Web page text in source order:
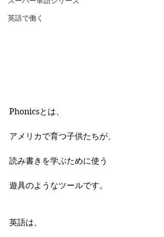
英語で働く
Phonicsとは、
アメリカで育つ子供たちが、
読み書きを学ぶために使う
遊具のようなツールです。
英語は、